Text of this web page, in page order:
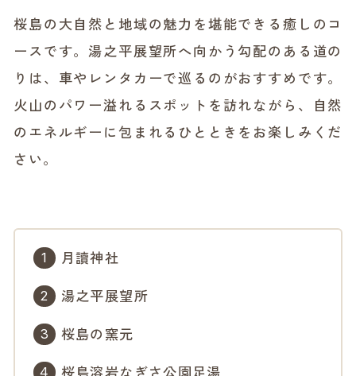
桜島の大自然と地域の魅力を堪能できる癒しのコ
ースです。 湯之平展望所へ向かう勾配のある道の
りは、車やレンタカーで巡るのがおすすめです。
火山のパワー溢れるスポットを訪れながら、自然
のエネルギーに包まれるひとときをお楽しみくだ
さい。
月讀神社
湯之平展望所
桜島の窯元
桜島溶岩なぎさ公園足湯